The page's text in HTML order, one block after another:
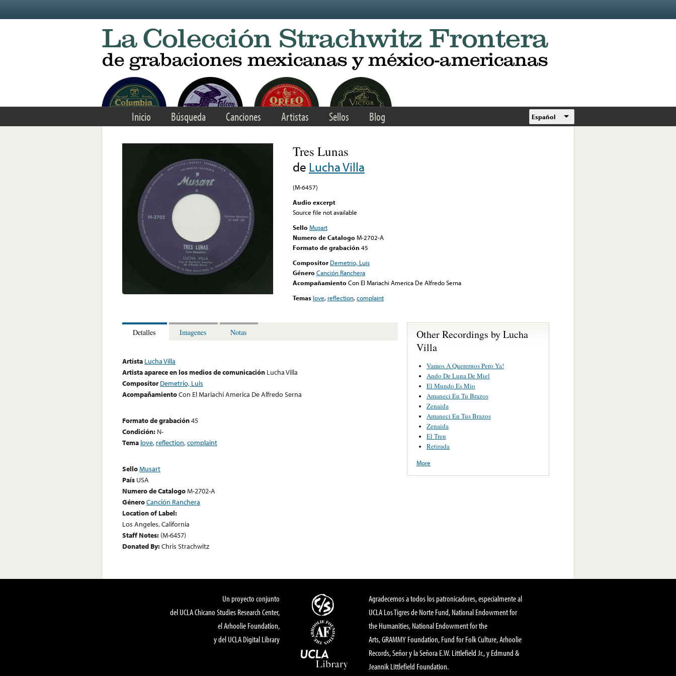
Inicio Búsqueda Canciones Artistas Sellos Blog Español
Tres Lunas
de Lucha Villa
(M-6457)
Audio excerpt
Source file not available
Sello Musart
Numero de Catalogo M-2702-A
Formato de grabación 45
Compositor Demetrio, Luis
Género Canción Ranchera
Acompañamiento Con El Mariachi America De Alfredo Serna
Temas love, reflection,complaint
Detalles Imagenes Notas
Artista Lucha Villa
Artista aparece en los medios de comunicación Lucha Villa
Compositor Demetrio, Luis
AcompañamientoCon El Mariachi America De Alfredo Serna
Formato de grabación45
Condición: N-
Tema love, reflection,complaint
SelloMusart
País USA
Numero de CatalogoM-2702-A
GéneroCanción Ranchera
Location of Label:
Los Angeles, California
Staff Notes: (M-6457)
Donated By:Chris Strachwitz
Other Recordings by Lucha
Villa
Vamos A Querernos Pero Ya!
Ando De Luna De Miel
El Mundo Es Mio
Amaneci En Tu Brazos
Zenaida
Amaneci En Tus Brazos
Zenaida
El Tren
Retirada
More
Un proyecto conjunto
del UCLA Chicano Studies Research Center,
el Arhoolie Foundation,
y del UCLA Digital Library
Agradecemos a todos los patronicadores, especialmente al
UCLA Los Tigres de Norte Fund, National Endowment for
the Humanities, National Endowment for the
Arts, GRAMMY Foundation, Fund for Folk Culture, Arhoolie
Records, Señor y la Señora E.W. Littlefield Jr., y Edmund &
Jeannik Littlefield Foundation.